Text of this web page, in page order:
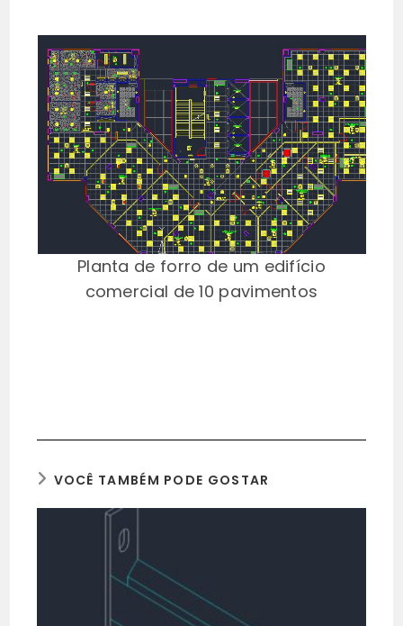
Planta de forro de um edifício
comercial de 10 pavimentos
VOCÊ TAMBÉM PODE GOSTAR